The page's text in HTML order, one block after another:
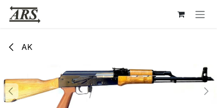
Hoppa till innehåll
AK